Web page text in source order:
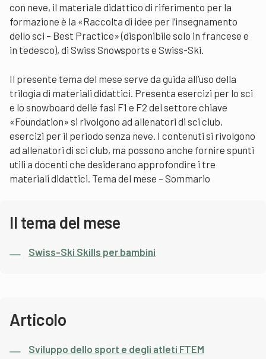
con neve, il materiale didattico di riferimento per la
formazione è la «Raccolta di idee per l’insegnamento
dello sci – Best Practice» (disponibile solo in francese e
in tedesco), di Swiss Snowsports e Swiss-Ski.
Il presente tema del mese serve da guida all’uso della
trilogia di materiali didattici. Presenta esercizi per lo sci
e lo snowboard delle fasi F1 e F2 del settore chiave
«Foundation» si rivolgono ad allenatori di sci club,
esercizi per il periodo senza neve. I contenuti si rivolgono
ad allenatori di sci club, ma possono anche fornire spunti
utili a docenti che desiderano approfondire i tre
materiali didattici. Tema del mese – Sommario
Il tema del mese
Swiss-Ski Skills per bambini
Articolo
Sviluppo dello sport e degli atleti FTEM